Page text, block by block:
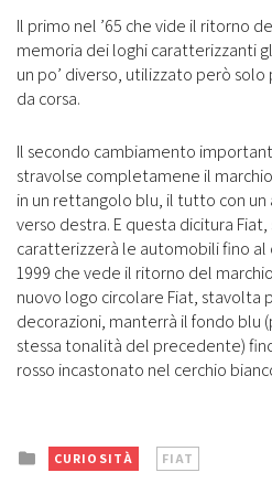
Il primo nel ’65 che vide il ritorno
memoria dei loghi caratterizzanti
un po’ diverso, utilizzato però
da corsa.
Il secondo cambiamento
stravolse completamene il
in un rettangolo blu, il tutto con
verso destra. E questa dicitura
caratterizzerà le automobili fino
1999 che vede il ritorno del
nuovo logo circolare Fiat, stavolta
decorazioni, manterrà il fondo blu
stessa tonalità del precedente)
rosso incastonato nel cerchio
Posted
in
CURIOSITÀ FIAT